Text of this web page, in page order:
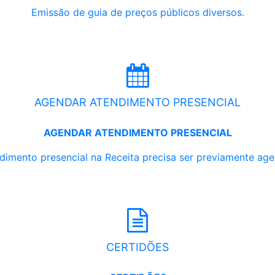
Emissão de guia de preços públicos diversos.
AGENDAR ATENDIMENTO PRESENCIAL
AGENDAR ATENDIMENTO PRESENCIAL
presencial na Receita precisa ser previamente
CERTIDÕES